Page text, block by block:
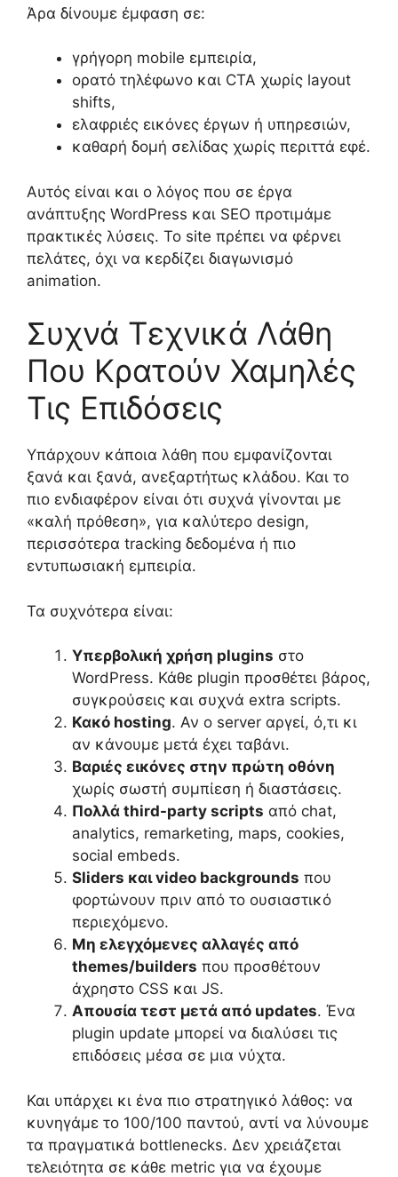
Άρα δίνουμε έμφαση σε:
γρήγορη mobile εμπειρία,
ορατό τηλέφωνο και CTA χωρίς layout
shifts,
ελαφριές εικόνες έργων ή υπηρεσιών,
καθαρή δομή σελίδας χωρίς περιττά εφέ.
Αυτός είναι και ο λόγος που σε έργα
ανάπτυξης WordPress και SEO προτιμάμε
πρακτικές λύσεις. Το site πρέπει να φέρνει
πελάτες, όχι να κερδίζει διαγωνισμό
animation.
Συχνά Τεχνικά Λάθη
Που Κρατούν Χαμηλές
Τις Επιδόσεις
Υπάρχουν κάποια λάθη που εμφανίζονται
ξανά και ξανά, ανεξαρτήτως κλάδου. Και το
πιο ενδιαφέρον είναι ότι συχνά γίνονται με
«καλή πρόθεση», για καλύτερο design,
περισσότερα tracking δεδομένα ή πιο
εντυπωσιακή εμπειρία.
Τα συχνότερα είναι:
Υπερβολική χρήση plugins στο
WordPress. Κάθε plugin προσθέτει βάρος,
συγκρούσεις και συχνά extra scripts.
Κακό hosting. Αν ο server αργεί, ό,τι κι
αν κάνουμε μετά έχει ταβάνι.
Βαριές εικόνες στην πρώτη οθόνη
χωρίς σωστή συμπίεση ή διαστάσεις.
Πολλά third-party scripts από chat,
analytics, remarketing, maps, cookies,
social embeds.
Sliders και video backgrounds που
φορτώνουν πριν από το ουσιαστικό
περιεχόμενο.
Μη ελεγχόμενες αλλαγές από
themes/builders που προσθέτουν
άχρηστο CSS και JS.
Απουσία τεστ μετά από updates. Ένα
plugin update μπορεί να διαλύσει τις
επιδόσεις μέσα σε μια νύχτα.
Και υπάρχει κι ένα πιο στρατηγικό λάθος: να
κυνηγάμε το 100/100 παντού, αντί να λύνουμε
τα πραγματικά bottlenecks. Δεν χρειάζεται
τελειότητα σε κάθε metric για να έχουμε